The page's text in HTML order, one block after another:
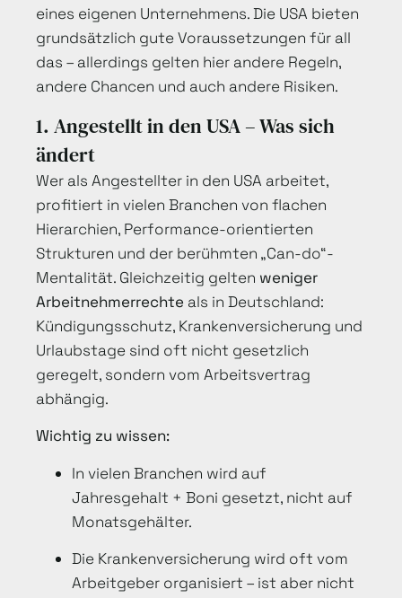
eines eigenen Unternehmens. Die USA bieten
grundsätzlich gute Voraussetzungen für all
das – allerdings gelten hier andere Regeln,
andere Chancen und auch andere Risiken.
1. Angestellt in den USA – Was sich
ändert
Wer als Angestellter in den USA arbeitet,
profitiert in vielen Branchen von flachen
Hierarchien, Performance-orientierten
Strukturen und der berühmten „Can-do“-
Mentalität. Gleichzeitig gelten weniger
Arbeitnehmerrechte als in Deutschland:
Kündigungsschutz, Krankenversicherung und
Urlaubstage sind oft nicht gesetzlich
geregelt, sondern vom Arbeitsvertrag
abhängig.
Wichtig zu wissen:
In vielen Branchen wird auf
Jahresgehalt + Boni gesetzt, nicht auf
Monatsgehälter.
Die Krankenversicherung wird oft vom
Arbeitgeber organisiert – ist aber nicht